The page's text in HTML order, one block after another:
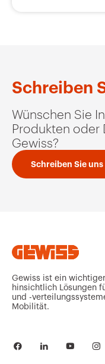
Schreiben
Wünschen Sie
Produkten oder
Gewiss?
Schreiben Sie uns
Gewiss ist ein
hinsichtlich Lösungen
und -
Mobilität.